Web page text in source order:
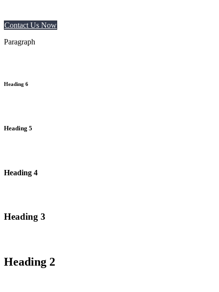
Contact Us Now
Paragraph
Heading 6
Heading 5
Heading 4
Heading 3
Heading 2